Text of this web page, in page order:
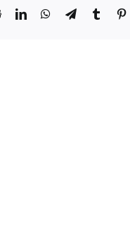
RedditLinkedInWhatsApp
TelegramTumblr